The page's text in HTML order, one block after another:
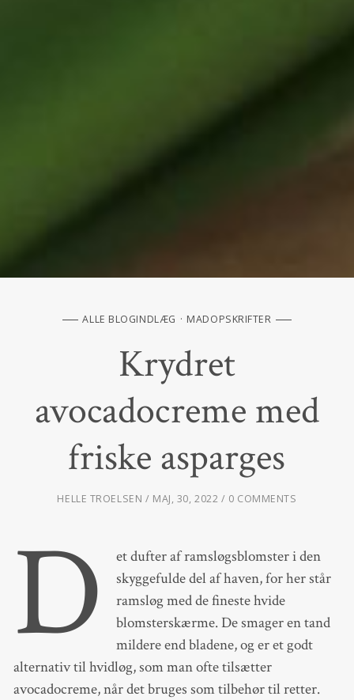
ALLE BLOGINDLÆG MADOPSKRIFTER
Krydret
avocadocreme med
friske asparges
HELLE TROELSEN MAJ, 30, 2022 0 COMMENTS
D
et dufter af ramsløgsblomster i den
skyggefulde del af haven, for her står
ramsløg med de fineste hvide
blomsterskærme. De smager en tand
mildere end bladene, og er et godt
alternativ til hvidløg, som man ofte tilsætter
avocadocreme, når det bruges som tilbehør til retter.